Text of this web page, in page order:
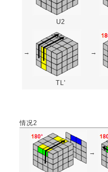
U2
→ →
TL'
情况2
→